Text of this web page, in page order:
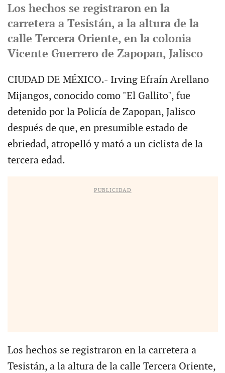
Los hechos se registraron en la
carretera a Tesistán, a la altura de la
calle Tercera Oriente, en la colonia
Vicente Guerrero de Zapopan, Jalisco
CIUDAD DE MÉXICO.- Irving Efraín Arellano
Mijangos, conocido como "El Gallito", fue
detenido por la Policía de Zapopan, Jalisco
después de que, en presumible estado de
ebriedad, atropelló y mató a un ciclista de la
tercera edad.
PUBLICIDAD
Los hechos se registraron en la carretera a
Tesistán, a la altura de la calle Tercera Oriente,